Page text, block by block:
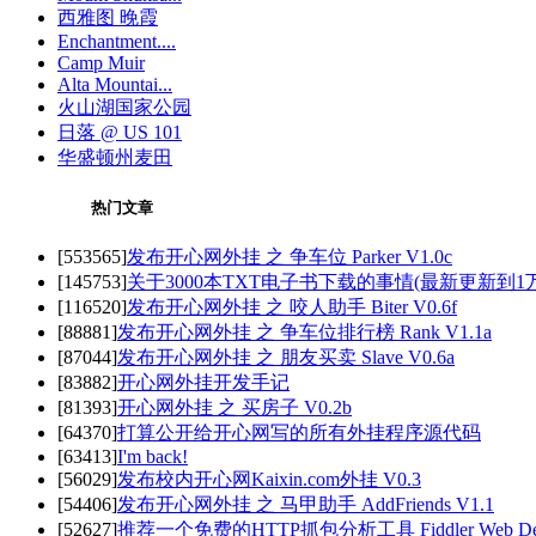
西雅图 晚霞
Enchantment....
Camp Muir
Alta Mountai...
火山湖国家公园
日落 @ US 101
华盛顿州麦田
热门文章
[553565]发布开心网外挂 之 争车位 Parker V1.0c
[145753]关于3000本TXT电子书下载的事情(最新更新到1
[116520]发布开心网外挂 之 咬人助手 Biter V0.6f
[88881]发布开心网外挂 之 争车位排行榜 Rank V1.1a
[87044]发布开心网外挂 之 朋友买卖 Slave V0.6a
[83882]开心网外挂开发手记
[81393]开心网外挂 之 买房子 V0.2b
[64370]打算公开给开心网写的所有外挂程序源代码
[63413]I'm back!
[56029]发布校内开心网Kaixin.com外挂 V0.3
[54406]发布开心网外挂 之 马甲助手 AddFriends V1.1
[52627]推荐一个免费的HTTP抓包分析工具 Fiddler Web